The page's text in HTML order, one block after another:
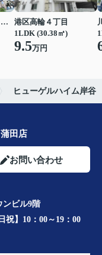
川崎市川崎区貝塚２丁目
港区高輪４丁目
1LDK (30.38㎡)
9.5万円
ヒューゲルハイム岸谷
田店
お問い合わせ
ンビル9階
祝】10：00～19：00